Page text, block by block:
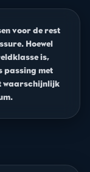
voor de rest
Hoewel
is,
passing met
waarschijnlijk